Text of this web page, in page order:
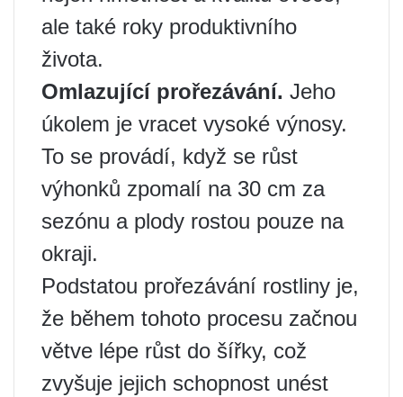
ale také roky produktivního
života.
Omlazující prořezávání. Jeho
úkolem je vracet vysoké výnosy.
To se provádí, když se růst
výhonků zpomalí na 30 cm za
sezónu a plody rostou pouze na
okraji.
Podstatou prořezávání rostliny je,
že během tohoto procesu začnou
větve lépe růst do šířky, což
zvyšuje jejich schopnost unést